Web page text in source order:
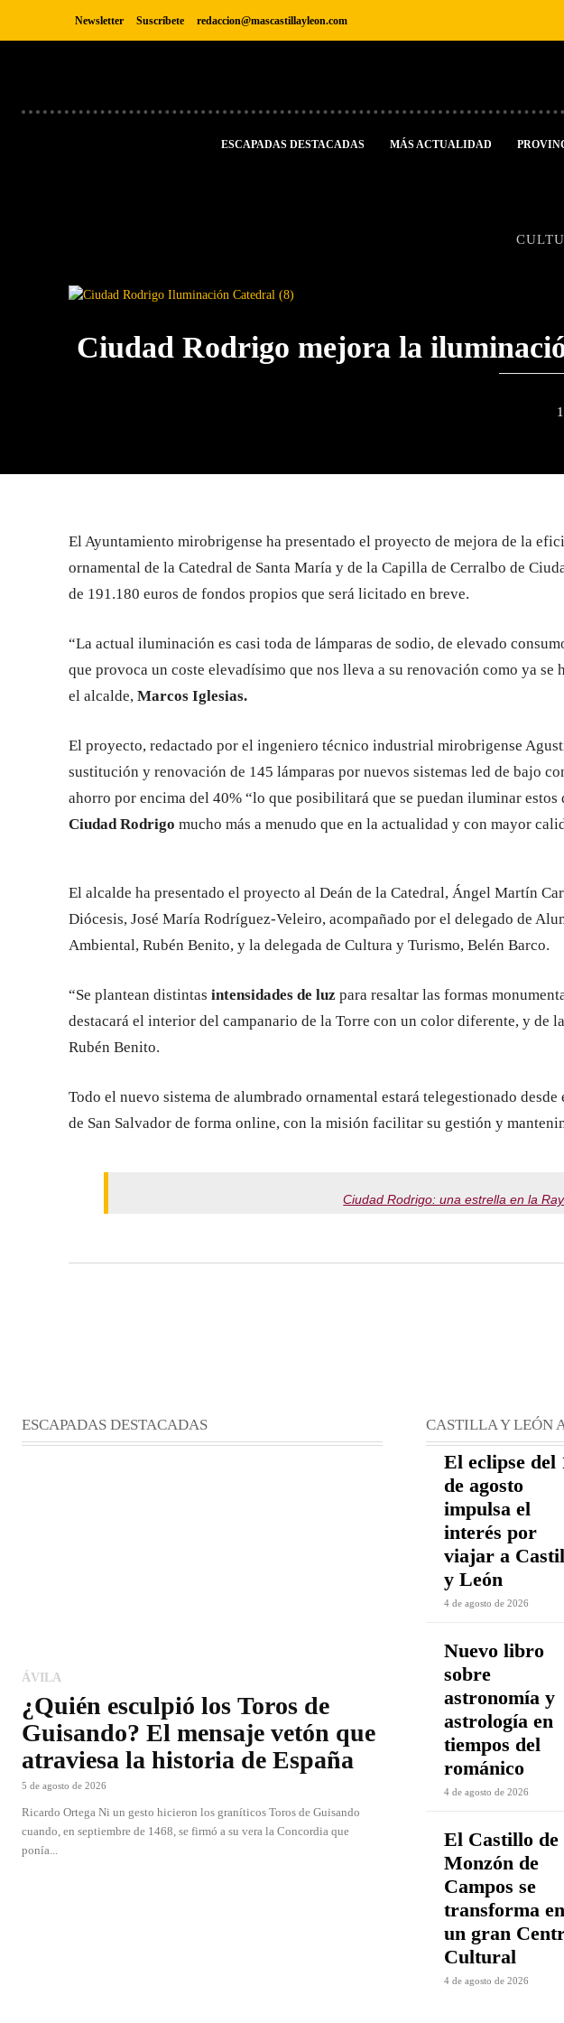
Newsletter Suscríbete redaccion@mascastillayleon.com
ESCAPADAS DESTACADAS MÁS ACTUALIDAD
Ciudad Rodrigo mejora la
El Ayuntamiento mirobrigense ha presentado el proyecto de mejora de la
ornamental de la Catedral de Santa María y de la Capilla de Cerralbo de
de 191.180 euros de fondos propios que será licitado en breve.
“La actual iluminación es casi toda de lámparas de sodio, de elevado
que provoca un coste elevadísimo que nos lleva a su renovación como ya se
el alcalde, Marcos Iglesias.
El proyecto, redactado por el ingeniero técnico industrial mirobrigense
sustitución y renovación de 145 lámparas por nuevos sistemas led de bajo
ahorro por encima del 40% “lo que posibilitará que se puedan iluminar estos
Ciudad Rodrigo mucho más a menudo que en la actualidad y con mayor
El alcalde ha presentado el proyecto al Deán de la Catedral, Ángel Martín
Diócesis, José María Rodríguez-Veleiro, acompañado por el delegado de
Ambiental, Rubén Benito, y la delegada de Cultura y Turismo, Belén Barco.
“Se plantean distintas intensidades de luz para resaltar las formas
destacará el interior del campanario de la Torre con un color diferente, y de
Rubén Benito.
Todo el nuevo sistema de alumbrado ornamental estará telegestionado
de San Salvador de forma online, con la misión facilitar su gestión y
Ciudad Rodrigo: una estrella en la
ESCAPADAS DESTACADAS
ÁVILA
¿Quién esculpió los Toros de
Guisando? El mensaje vetón que
atraviesa la historia de España
5 de agosto de 2026
Ricardo Ortega Ni un gesto hicieron los graníticos Toros de Guisando
cuando, en septiembre de 1468, se firmó a su vera la Concordia que
ponía...
CASTILLA Y LEÓN
El eclipse del
de agosto
impulsa el
interés por
viajar a
y León
4 de agosto de 2026
Nuevo libro
sobre
astronomía y
astrología en
tiempos del
románico
4 de agosto de 2026
El Castillo de
Monzón de
Campos se
transforma en
un gran
Cultural
4 de agosto de 2026